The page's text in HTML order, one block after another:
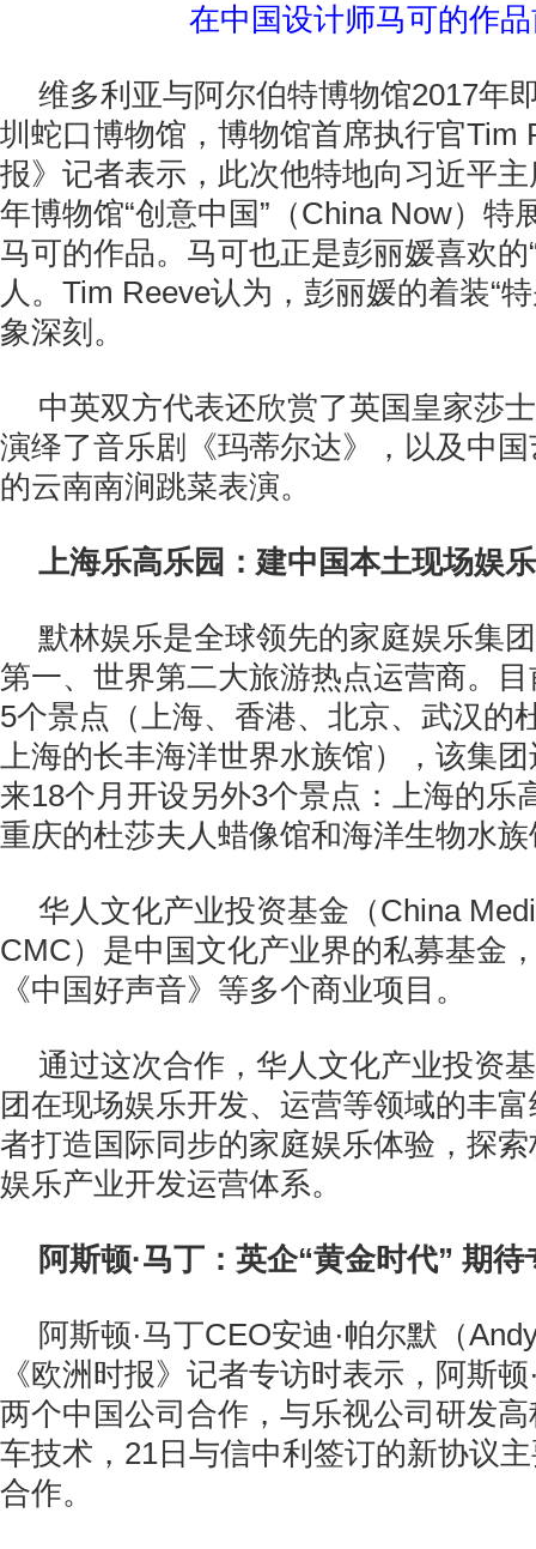
在中国设计师马可的作
维多利亚与阿尔伯特博物馆2017年
圳蛇口博物馆，博物馆首席执行官Tim
报》记者表示，此次他特地向习近平
年博物馆“创意中国”（China Now）特
马可的作品。马可也正是彭丽媛喜欢的
人。Tim Reeve认为，彭丽媛的着装“
象深刻。
中英双方代表还欣赏了英国皇家莎
演绎了音乐剧《玛蒂尔达》，以及中
的云南南涧跳菜表演。
上海乐高乐园：建中国本土现场娱
默林娱乐是全球领先的家庭娱乐集
第一、世界第二大旅游热点运营商。
5个景点（上海、香港、北京、武汉的
上海的长丰海洋世界水族馆），该集
来18个月开设另外3个景点：上海的乐
重庆的杜莎夫人蜡像馆和海洋生物水
华人文化产业投资基金（China
CMC）是中国文化产业界的私募基金
《中国好声音》等多个商业项目。
通过这次合作，华人文化产业投资
团在现场娱乐开发、运营等领域的丰
者打造国际同步的家庭娱乐体验，探
娱乐产业开发运营体系。
阿斯顿·马丁：英企“黄金时代” 期
阿斯顿·马丁CEO安迪·帕尔默（
《欧洲时报》记者专访时表示，阿斯
两个中国公司合作，与乐视公司研发
车技术，21日与信中利签订的新协议
合作。